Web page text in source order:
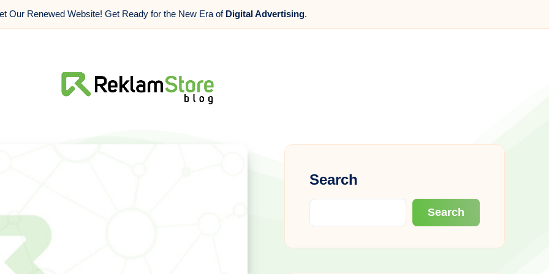
Our Renewed Website! Get Ready for the New Era of Digital Advertising.
Search
Search